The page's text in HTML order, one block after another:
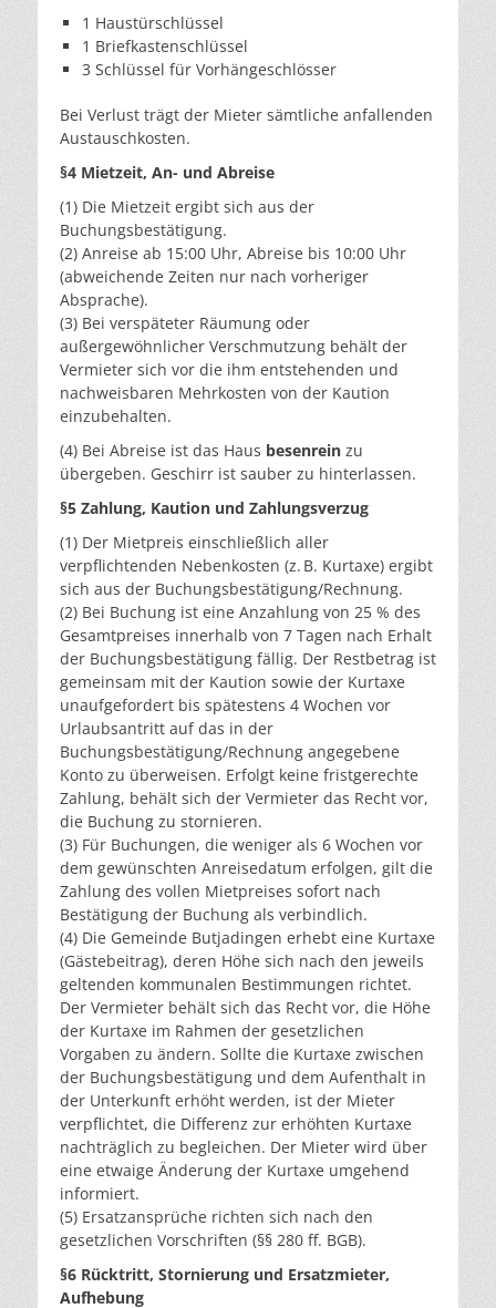
1 Haustürschlüssel
1 Briefkastenschlüssel
3 Schlüssel für Vorhängeschlösser
Bei Verlust trägt der Mieter sämtliche anfallenden
Austauschkosten.
§4 Mietzeit, An- und Abreise
(1) Die Mietzeit ergibt sich aus der
Buchungsbestätigung.
(2) Anreise ab 15:00 Uhr, Abreise bis 10:00 Uhr
(abweichende Zeiten nur nach vorheriger
Absprache).
(3) Bei verspäteter Räumung oder
außergewöhnlicher Verschmutzung behält der
Vermieter sich vor die ihm entstehenden und
nachweisbaren Mehrkosten von der Kaution
einzubehalten.
(4) Bei Abreise ist das Haus besenrein zu
übergeben. Geschirr ist sauber zu hinterlassen.
§5 Zahlung, Kaution und Zahlungsverzug
(1) Der Mietpreis einschließlich aller
verpflichtenden Nebenkosten (z. B. Kurtaxe) ergibt
sich aus der Buchungsbestätigung/Rechnung.
(2) Bei Buchung ist eine Anzahlung von 25 % des
Gesamtpreises innerhalb von 7 Tagen nach Erhalt
der Buchungsbestätigung fällig. Der Restbetrag ist
gemeinsam mit der Kaution sowie der Kurtaxe
unaufgefordert bis spätestens 4 Wochen vor
Urlaubsantritt auf das in der
Buchungsbestätigung/Rechnung angegebene
Konto zu überweisen. Erfolgt keine fristgerechte
Zahlung, behält sich der Vermieter das Recht vor,
die Buchung zu stornieren.
(3) Für Buchungen, die weniger als 6 Wochen vor
dem gewünschten Anreisedatum erfolgen, gilt die
Zahlung des vollen Mietpreises sofort nach
Bestätigung der Buchung als verbindlich.
(4) Die Gemeinde Butjadingen erhebt eine Kurtaxe
(Gästebeitrag), deren Höhe sich nach den jeweils
geltenden kommunalen Bestimmungen richtet.
Der Vermieter behält sich das Recht vor, die Höhe
der Kurtaxe im Rahmen der gesetzlichen
Vorgaben zu ändern. Sollte die Kurtaxe zwischen
der Buchungsbestätigung und dem Aufenthalt in
der Unterkunft erhöht werden, ist der Mieter
verpflichtet, die Differenz zur erhöhten Kurtaxe
nachträglich zu begleichen. Der Mieter wird über
eine etwaige Änderung der Kurtaxe umgehend
informiert.
(5) Ersatzansprüche richten sich nach den
gesetzlichen Vorschriften (§§ 280 ff. BGB).
§6 Rücktritt, Stornierung und Ersatzmieter,
Aufhebung